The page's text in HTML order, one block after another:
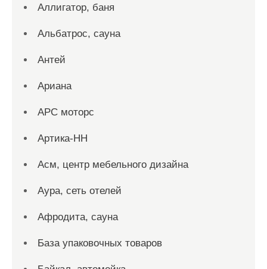
Аллигатор, баня
Альбатрос, сауна
Антей
Ариана
АРС моторс
Артика-НН
Асм, центр мебельного дизайна
Аура, сеть отелей
Афродита, сауна
База упаковочных товаров